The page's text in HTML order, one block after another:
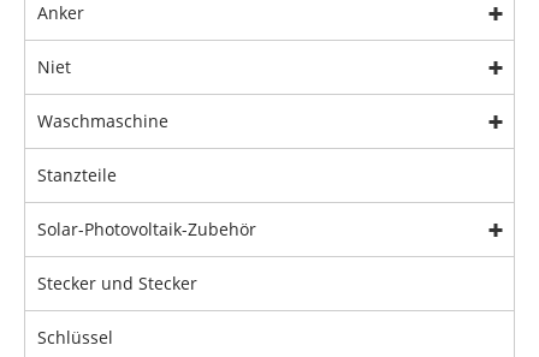
Anker
Niet
Waschmaschine
Stanzteile
Solar-Photovoltaik-Zubehör
Stecker und Stecker
Schlüssel